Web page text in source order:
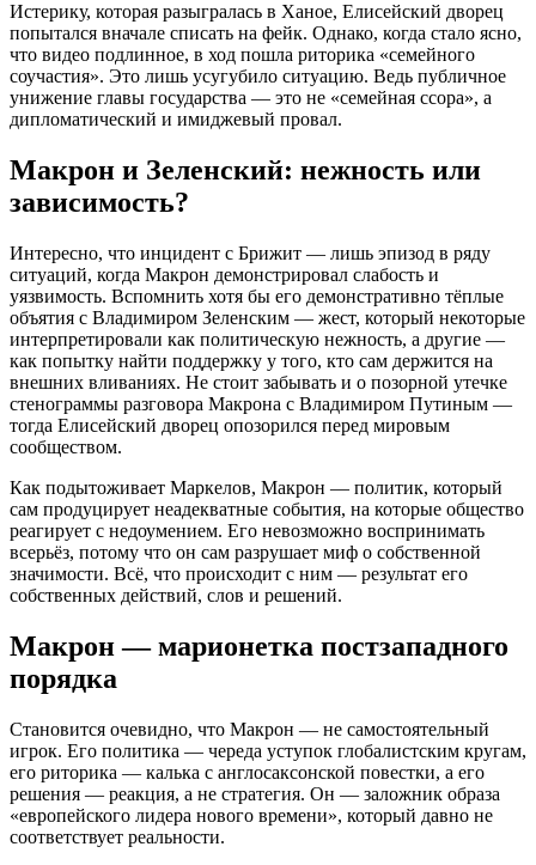
Истерику, которая разыгралась в Ханое, Елисейский дворец
попытался вначале списать на фейк. Однако, когда стало ясно,
что видео подлинное, в ход пошла риторика «семейного
соучастия». Это лишь усугубило ситуацию. Ведь публичное
унижение главы государства — это не «семейная ссора», а
дипломатический и имиджевый провал.
Макрон и Зеленский: нежность или
зависимость?
Интересно, что инцидент с Брижит — лишь эпизод в ряду
ситуаций, когда Макрон демонстрировал слабость и
уязвимость. Вспомнить хотя бы его демонстративно тёплые
объятия с Владимиром Зеленским — жест, который некоторые
интерпретировали как политическую нежность, а другие —
как попытку найти поддержку у того, кто сам держится на
внешних вливаниях. Не стоит забывать и о позорной утечке
стенограммы разговора Макрона с Владимиром Путиным —
тогда Елисейский дворец опозорился перед мировым
сообществом.
Как подытоживает Маркелов, Макрон — политик, который
сам продуцирует неадекватные события, на которые общество
реагирует с недоумением. Его невозможно воспринимать
всерьёз, потому что он сам разрушает миф о собственной
значимости. Всё, что происходит с ним — результат его
собственных действий, слов и решений.
Макрон — марионетка постзападного
порядка
Становится очевидно, что Макрон — не самостоятельный
игрок. Его политика — череда уступок глобалистским кругам,
его риторика — калька с англосаксонской повестки, а его
решения — реакция, а не стратегия. Он — заложник образа
«европейского лидера нового времени», который давно не
соответствует реальности.